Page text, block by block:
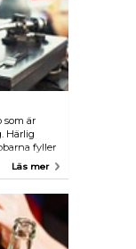
som är
Härlig
fyller
vid
Läs mer